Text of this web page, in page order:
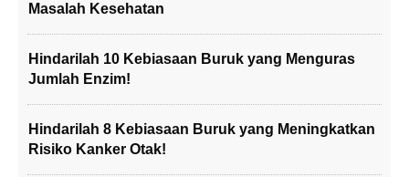
Masalah Kesehatan
Hindarilah 10 Kebiasaan Buruk yang Menguras
Jumlah Enzim!
Hindarilah 8 Kebiasaan Buruk yang Meningkatkan
Risiko Kanker Otak!